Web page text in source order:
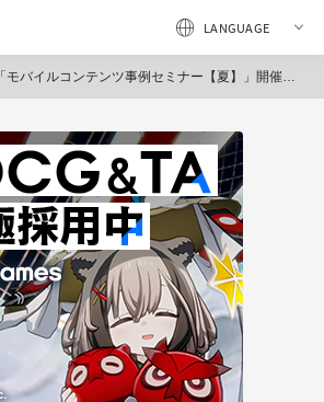
「モバイルコンテンツ事例セミナー【夏】」開催（ダイキンCOMTEC）